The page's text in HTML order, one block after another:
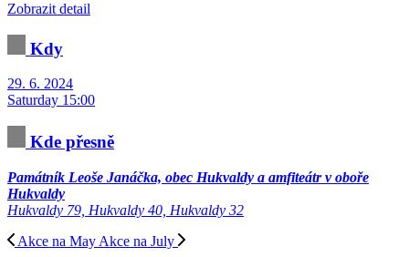
Zobrazit detail
Kdy
29. 6. 2024
Saturday 15:00
Kde přesně
Památník Leoše Janáčka, obec Hukvaldy a amfiteátr v oboře
Hukvaldy
Hukvaldy 79, Hukvaldy 40, Hukvaldy 32
Akce na May Akce na July